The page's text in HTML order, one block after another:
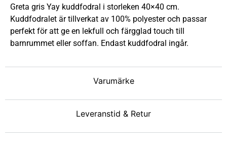
Varumärke
Leveranstid & Retur
Greta gris Yay kuddfodral i storleken 40×40 cm.
Kuddfodralet är tillverkat av 100% polyester och passar
perfekt för att ge en lekfull och färgglad touch till
barnrummet eller soffan. Endast kuddfodral ingår.